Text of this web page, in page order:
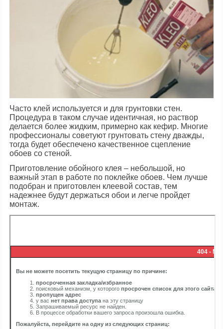
Часто клей используется и для грунтовки стен.
Процедура в таком случае идентичная, но раствор
делается более жидким, примерно как кефир. Многие
профессионалы советуют грунтовать стену дважды,
тогда будет обеспечено качественное сцепление
обоев со стеной.
Приготовление обойного клея – небольшой, но
важный этап в работе по поклейке обоев. Чем лучше
подобран и приготовлен клеевой состав, тем
надежнее будут держаться обои и легче пройдет
монтаж.